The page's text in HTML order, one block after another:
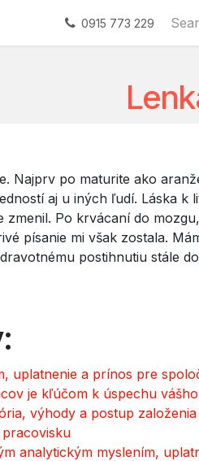
Our services0915 773 229
Najprv po maturite ako
aj u iných ľudí. Láska
zmenil. Po krvácaní do
písanie mi však zostala.
postihnutiu stále
uplatnenie a prínos pre
je kľúčom k úspechu
výhody a postup založenia
pracovisku
analytickým myslením,